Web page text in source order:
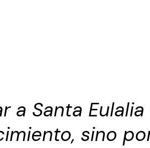
a Santa
sino